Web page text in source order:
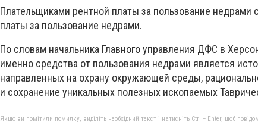
Плательщиками рентной платы за пользование
платы за пользование недрами.
По словам начальника Главного управления ДФС в
именно средства от пользования недрами является
направленных на охрану окружающей среды,
и сохранение уникальных полезных ископаемых
Якщо ви помітили помилку, виділіть необхідний текст і натисніть Ctrl + Enter, щоб